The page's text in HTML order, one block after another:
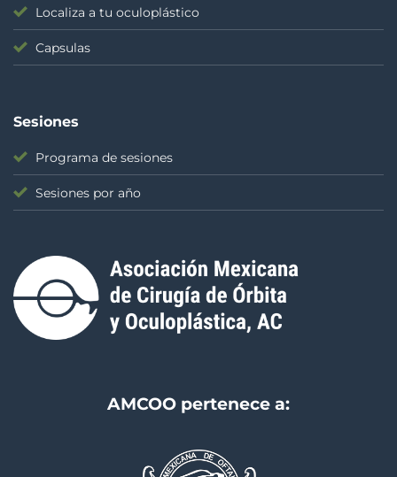
Localiza a tu oculoplástico
Capsulas
Sesiones
Programa de sesiones
Sesiones por año
AMCOO pertenece a: